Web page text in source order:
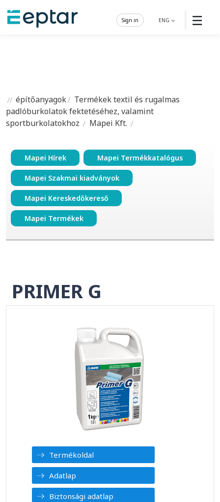
☰
ENG
Sign in
építőanyagok
Termékek textil és rugalmas
padlóburkolatok fektetéséhez, valamint
sportburkolatokhoz
Mapei Kft.
Mapei Hírek Mapei Termékkatalógus
Mapei Szakmai kiadványok
Mapei Kereskedőkereső
Mapei Termékek
PRIMER G
Termékoldal
Adatlap
Biztonsági adatlap